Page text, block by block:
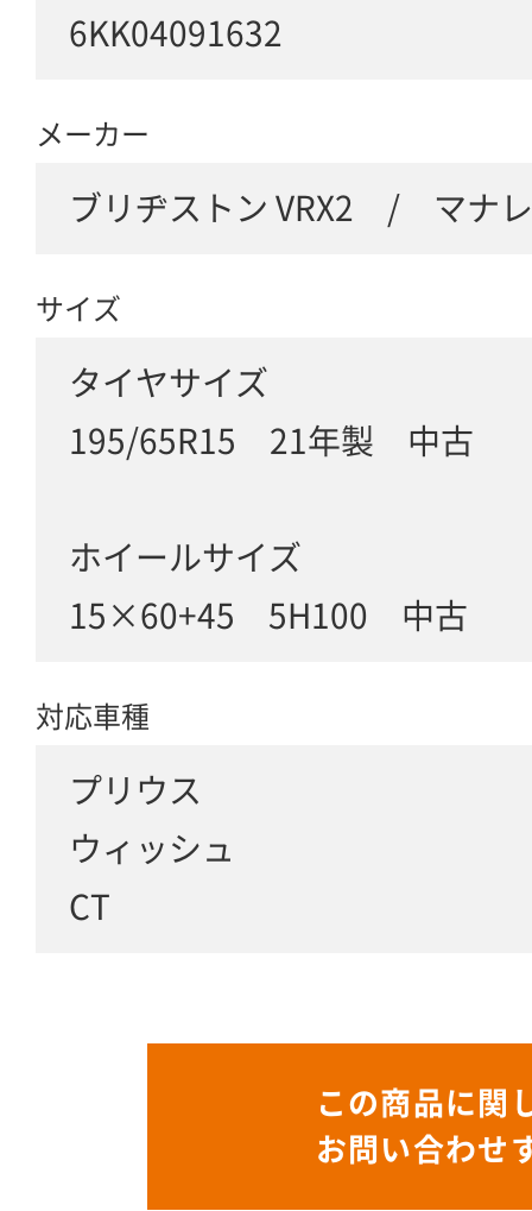
6KK04091632
メーカー
ブリヂストン VRX2 / マナ
サイズ
タイヤサイズ
195/65R15 21年製 中古
ホイールサイズ
15×60+45 5H100 中古
対応車種
プリウス
ウィッシュ
CT
この商品に関
お問い合わせ